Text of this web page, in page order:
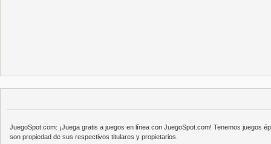
JuegoSpot.com: ¡Juega gratis a juegos en línea con JuegoSpot.com! Tenemos juegos
son propiedad de sus respectivos titulares y propietarios.